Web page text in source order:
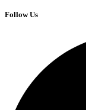
Follow Us